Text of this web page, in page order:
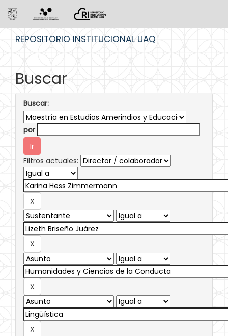
REPOSITORIO INSTITUCIONAL UAQ
Buscar
Buscar:
por
Filtros actuales: